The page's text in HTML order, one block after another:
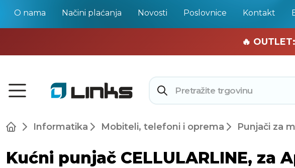
O nama Načini plaćanja Novosti Poslovnice Kontakt
🏄
🔥
Informatika Mobiteli, telefoni i oprema Punjači za
Kućni punjač CELLULARLINE, za